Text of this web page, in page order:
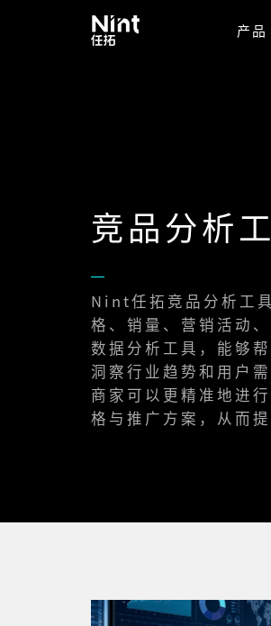
产品
竞品分析
Nint任拓竞品分析工
格、销量、营销活动
数据分析工具，能够
洞察行业趋势和用户
商家可以更精准地进
格与推广方案，从而